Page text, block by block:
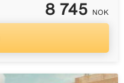
8 745 NOK